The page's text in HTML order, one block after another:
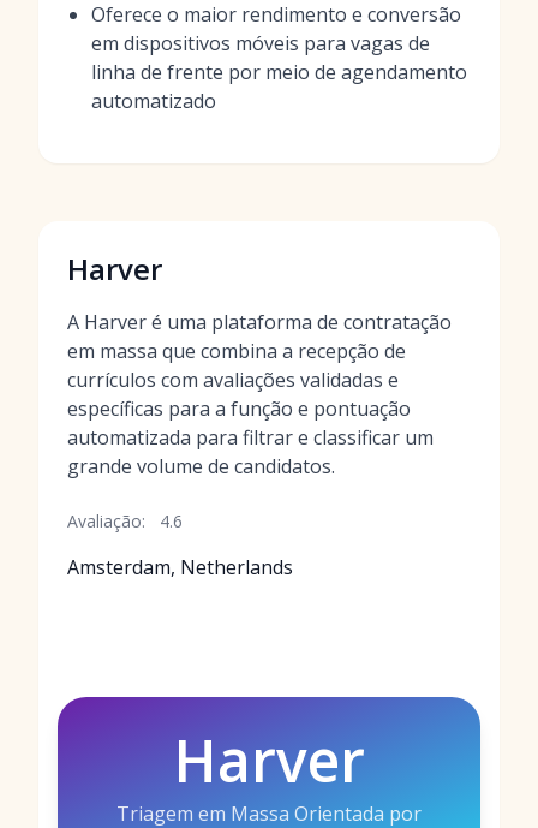
Oferece o maior rendimento e conversão
em dispositivos móveis para vagas de
linha de frente por meio de agendamento
automatizado
Harver
A Harver é uma plataforma de contratação
em massa que combina a recepção de
currículos com avaliações validadas e
específicas para a função e pontuação
automatizada para filtrar e classificar um
grande volume de candidatos.
Avaliação: 4.6
Amsterdam, Netherlands
Harver
Triagem em Massa Orientada por